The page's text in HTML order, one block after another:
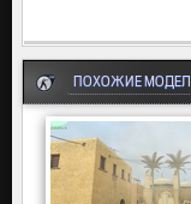
ПОХОЖИЕ